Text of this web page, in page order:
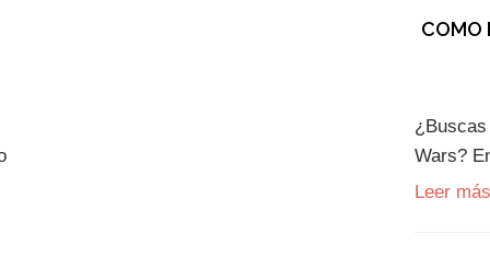
COMO
Wars?
Leer más